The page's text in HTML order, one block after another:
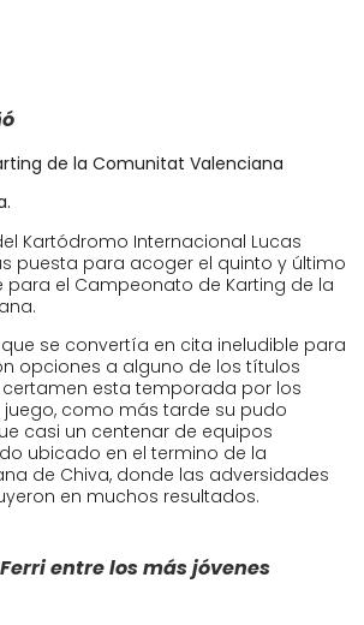
de la Comunitat Valenciana
Kartódromo Internacional Lucas
puesta para acoger el quinto y último
para el Campeonato de Karting de la
se convertía en cita ineludible para
opciones a alguno de los títulos
esta temporada por los
como más tarde su pudo
casi un centenar de equipos
ubicado en el termino de la
de Chiva, donde las adversidades
en muchos resultados.
entre los más jóvenes